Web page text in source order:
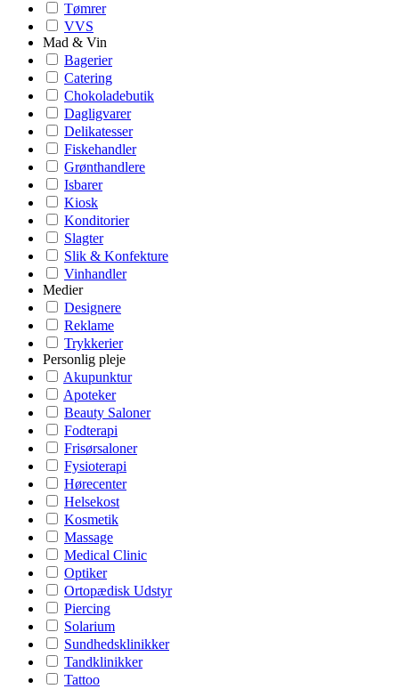
Tømrer
VVS
Mad & Vin
Bagerier
Catering
Chokoladebutik
Dagligvarer
Delikatesser
Fiskehandler
Grønthandlere
Isbarer
Kiosk
Konditorier
Slagter
Slik & Konfekture
Vinhandler
Medier
Designere
Reklame
Trykkerier
Personlig pleje
Akupunktur
Apoteker
Beauty Saloner
Fodterapi
Frisørsaloner
Fysioterapi
Hørecenter
Helsekost
Kosmetik
Massage
Medical Clinic
Optiker
Ortopædisk Udstyr
Piercing
Solarium
Sundhedsklinikker
Tandklinikker
Tattoo